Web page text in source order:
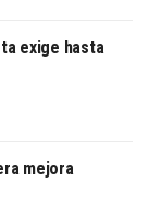
exige hasta
mejora